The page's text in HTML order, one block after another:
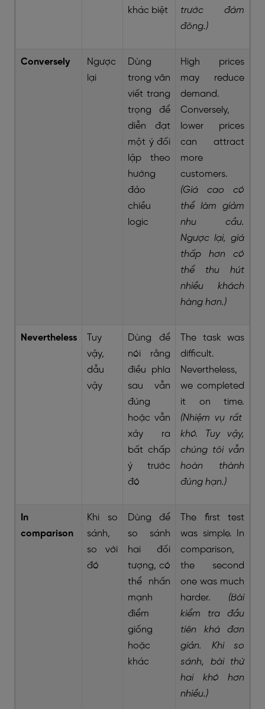
khác biệt
trước đám
đông.)
Conversely
Ngược
lại
Dùng
trong văn
viết trang
trọng để
diễn đạt
một ý đối
lập theo
hướng
đảo
chiều
logic
High prices
may reduce
demand.
Conversely,
lower prices
can attract
more
customers.
(Giá cao có
thể làm giảm
nhu cầu.
Ngược lại, giá
thấp hơn có
thể thu hút
nhiều khách
hàng hơn.)
Nevertheless
Tuy
vậy,
dẫu
vậy
Dùng để
nói rằng
điều phía
sau vẫn
đúng
hoặc vẫn
xảy ra
bất chấp
ý trước
đó
The task was
difficult.
Nevertheless,
we completed
it on time.
(Nhiệm vụ rất
khó. Tuy vậy,
chúng tôi vẫn
hoàn thành
đúng hạn.)
In
comparison
Khi so
sánh,
so với
đó
Dùng để
so sánh
hai đối
tượng, có
thể nhấn
mạnh
điểm
giống
hoặc
khác
The first test
was simple. In
comparison,
the second
one was much
harder. (Bài
kiểm tra đầu
tiên khá đơn
giản. Khi so
sánh, bài thứ
hai khó hơn
nhiều.)